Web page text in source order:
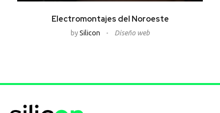
Electromontajes del Noroeste
by Silicon Diseño web